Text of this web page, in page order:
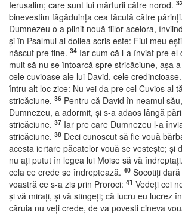
Ierusalim; care sunt lui mărturii către norod.
binevestim făgăduinţa cea făcută către părinţi.
Dumnezeu o a plinit nouă fiilor acelora,
şi în Psalmul al doilea scris este: Fiul meu
născut pre tine. 34 Iar cum că l-a înviat pre el
mult să nu se întoarcă spre stricăciune, aşa
cele cuvioase ale lui David, cele credincioase.
întru alt loc zice: Nu vei da pre cel Cuvios al
stricăciune. 36 Pentru că David în neamul
Dumnezeu, a adormit, şi s-a adaos lângă
stricăciune. 37 Iar pre care Dumnezeu l-a
stricăciune. 38 Deci cunoscut să fie vouă
acesta iertare păcatelor vouă se vesteşte; şi
nu aţi putut în legea lui Moise să vă îndreptaţi.
cela ce crede se îndreptează. 40 Socotiţi
voastră ce s-a zis prin Proroci: 41 Vedeţi cei
şi vă miraţi, şi vă stingeţi; că lucru eu lucrez
căruia nu veţi crede, de va povesti cineva